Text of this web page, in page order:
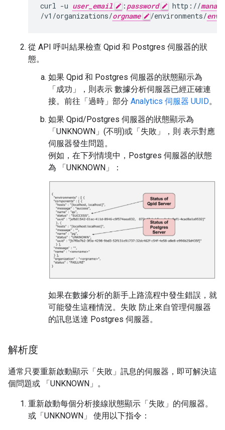
curl -u user_email : password http://
/v1/organizations/orgname /environments/
從 API 呼叫結果檢查 Qpid 和 Postgres 伺服器的狀
態。
如果 Qpid 和 Postgres 伺服器的狀態顯示為
「成功」，則表示 數據分析伺服器已經正確連
接。前往「過時」部分 Analytics 伺服器 UUID。
如果 Qpid/Postgres 伺服器的狀態顯示為
「UNKNOWN」(不明)或「失敗」，則 表示對應
伺服器發生問題。
例如，在下列情境中，Postgres 伺服器的狀態
為 「UNKNOWN」：
如果在數據分析的新手上路流程中發生錯誤，就
可能發生這種情況。失敗 防止來自管理伺服器
的訊息送達 Postgres 伺服器。
解析度
通常只要重新啟動顯示「失敗」訊息的伺服器，即可解決這
個問題或 「UNKNOWN」。
重新啟動每個分析接線狀態顯示「失敗」的伺服器。
或「UNKNOWN」 使用以下指令：